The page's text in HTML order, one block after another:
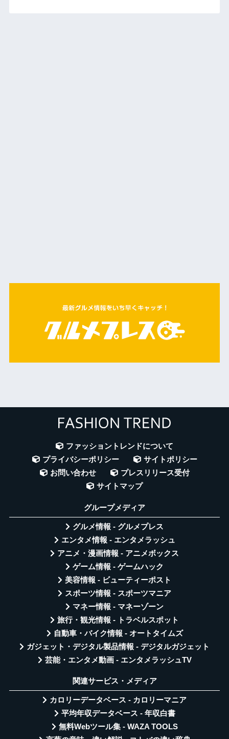
ファッショントレンドについて
プライバシーポリシー
サイトポリシー
お問い合わせ
プレスリリース受付
サイトマップ
グループメディア
グルメ情報 - グルメプレス
エンタメ情報 - エンタメラッシュ
アニメ・漫画情報 - アニメボックス
ゲーム情報 - ゲームハック
美容情報 - ビューティーポスト
スポーツ情報 - スポーツマニア
マネー情報 - マネーゾーン
旅行・観光情報 - トラベルスポット
自動車・バイク情報 - オートタイムズ
ガジェット・デジタル製品情報 - デジタルガジェット
芸能・エンタメ動画 - エンタメラッシュTV
関連サービス・メディア
カロリーデータベース - カロリーマニア
平均年収データベース - 年収白書
無料Webツール集 - WAZA TOOLS